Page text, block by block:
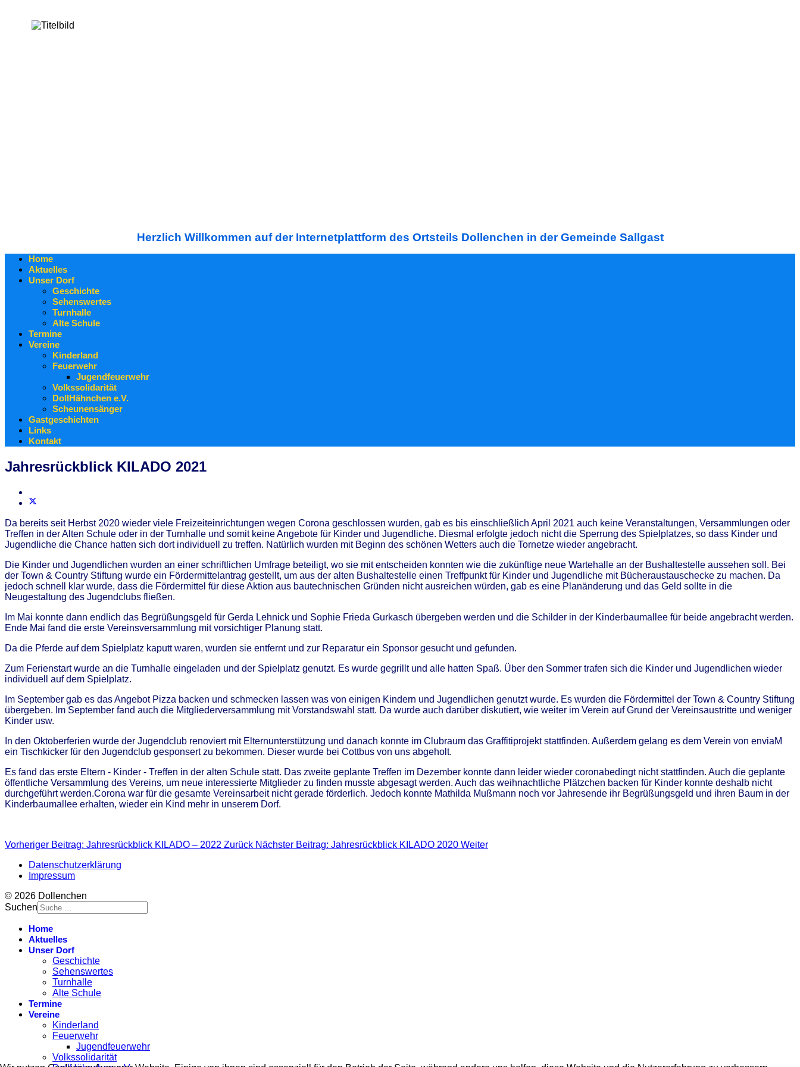
Herzlich Willkommen auf der Internetplattform des Ortsteils Dollenchen in der Gemeinde Sallgast
Home
Aktuelles
Unser Dorf
Geschichte
Sehenswertes
Turnhalle
Alte Schule
Termine
Vereine
Kinderland
Feuerwehr
Jugendfeuerwehr
Volkssolidarität
DollHähnchen e.V.
Scheunensänger
Gastgeschichten
Links
Kontakt
Jahresrückblick KILADO 2021
Da bereits seit Herbst 2020 wieder viele Freizeiteinrichtungen wegen Corona geschlossen wurden, gab es bis einschließlich April 2021 auch keine Veranstaltungen, Versammlungen oder
Treffen in der Alten Schule oder in der Turnhalle und somit keine Angebote für Kinder und Jugendliche. Diesmal erfolgte jedoch nicht die Sperrung des Spielplatzes, so dass Kinder und
Jugendliche die Chance hatten sich dort individuell zu treffen. Natürlich wurden mit Beginn des schönen Wetters auch die Tornetze wieder angebracht.
Die Kinder und Jugendlichen wurden an einer schriftlichen Umfrage beteiligt, wo sie mit entscheiden konnten wie die zukünftige neue Wartehalle an der Bushaltestelle aussehen soll. Bei
der Town & Country Stiftung wurde ein Fördermittelantrag gestellt, um aus der alten Bushaltestelle einen Treffpunkt für Kinder und Jugendliche mit Bücheraustauschecke zu machen. Da
jedoch schnell klar wurde, dass die Fördermittel für diese Aktion aus bautechnischen Gründen nicht ausreichen würden, gab es eine Planänderung und das Geld sollte in die
Neugestaltung des Jugendclubs fließen.
Im Mai konnte dann endlich das Begrüßungsgeld für Gerda Lehnick und Sophie Frieda Gurkasch übergeben werden und die Schilder in der Kinderbaumallee für beide angebracht werden.
Ende Mai fand die erste Vereinsversammlung mit vorsichtiger Planung statt.
Da die Pferde auf dem Spielplatz kaputt waren, wurden sie entfernt und zur Reparatur ein Sponsor gesucht und gefunden.
Zum Ferienstart wurde an die Turnhalle eingeladen und der Spielplatz genutzt. Es wurde gegrillt und alle hatten Spaß. Über den Sommer trafen sich die Kinder und Jugendlichen wieder
individuell auf dem Spielplatz.
Im September gab es das Angebot Pizza backen und schmecken lassen was von einigen Kindern und Jugendlichen genutzt wurde. Es wurden die Fördermittel der Town & Country Stiftung
übergeben. Im September fand auch die Mitgliederversammlung mit Vorstandswahl statt. Da wurde auch darüber diskutiert, wie weiter im Verein auf Grund der Vereinsaustritte und weniger
Kinder usw.
In den Oktoberferien wurde der Jugendclub renoviert mit Elternunterstützung und danach konnte im Clubraum das Graffitiprojekt stattfinden. Außerdem gelang es dem Verein von enviaM
ein Tischkicker für den Jugendclub gesponsert zu bekommen. Dieser wurde bei Cottbus von uns abgeholt.
Es fand das erste Eltern - Kinder - Treffen in der alten Schule statt. Das zweite geplante Treffen im Dezember konnte dann leider wieder coronabedingt nicht stattfinden. Auch die geplante
öffentliche Versammlung des Vereins, um neue interessierte Mitglieder zu finden musste abgesagt werden. Auch das weihnachtliche Plätzchen backen für Kinder konnte deshalb nicht
durchgeführt werden.Corona war für die gesamte Vereinsarbeit nicht gerade förderlich. Jedoch konnte Mathilda Mußmann noch vor Jahresende ihr Begrüßungsgeld und ihren Baum in der
Kinderbaumallee erhalten, wieder ein Kind mehr in unserem Dorf.
Vorheriger Beitrag: Jahresrückblick KILADO – 2022 Zurück Nächster Beitrag: Jahresrückblick KILADO 2020 Weiter
Datenschutzerklärung
Impressum
© 2026 Dollenchen
Suchen
Home
Aktuelles
Unser Dorf
Geschichte
Sehenswertes
Turnhalle
Alte Schule
Termine
Vereine
Kinderland
Feuerwehr
Jugendfeuerwehr
Volkssolidarität